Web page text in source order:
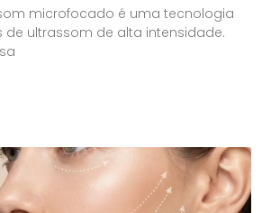
microfocado é uma tecnologia
ultrassom de alta intensidade.